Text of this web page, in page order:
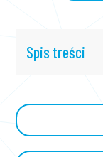
Spis treści